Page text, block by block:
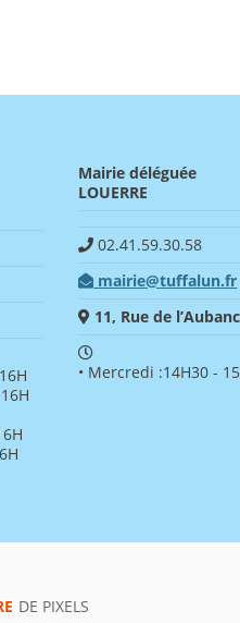
Mairie déléguée
LOUERRE
02.41.59.30.58
mairie@tuffalun.fr
11, Rue de
• Mercredi :14H30 -
DE PIXELS